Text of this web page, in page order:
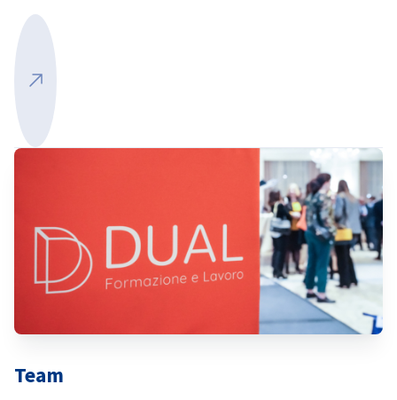
Mehr ansehen
Team